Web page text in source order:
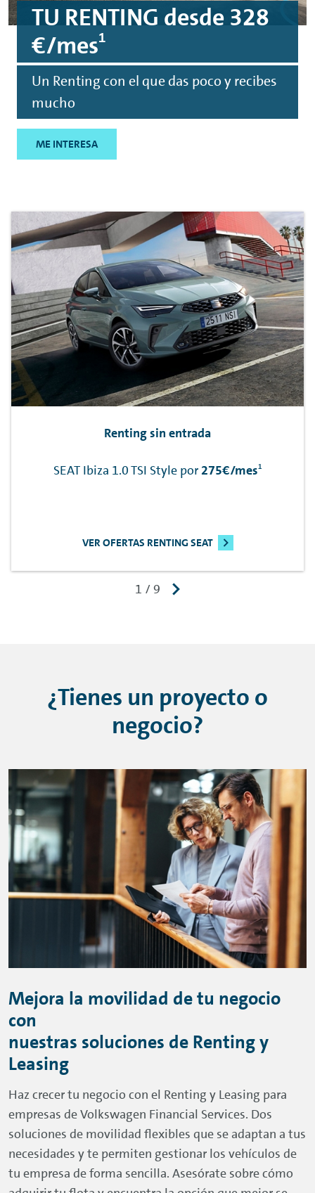
TU RENTING desde 328
€/mes1
Un Rentingcon el que das poco y recibes
mucho
ME INTERESA
Rentingsin entrada
SEAT Ibiza 1.0 TSI Style por 275€/mes1
VER OFERTAS RENTING SEAT
¿Tienes un proyecto o
negocio?
Mejora la movilidad de tu negocio
con
nuestras soluciones de Rentingy
Leasing
Haz crecer tu negocio con el Renting y Leasing para
empresas de Volkswagen Financial Services. Dos
soluciones de movilidad flexibles que se adaptan a tus
necesidades y te permiten gestionar los vehículos de
tu empresa de forma sencilla. Asesórate sobre cómo